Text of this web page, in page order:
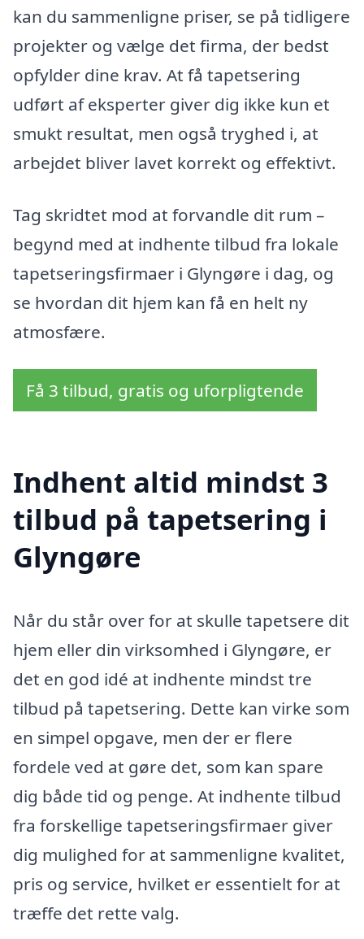
kan du sammenligne priser, se på tidligere
projekter og vælge det firma, der bedst
opfylder dine krav. At få tapetsering
udført af eksperter giver dig ikke kun et
smukt resultat, men også tryghed i, at
arbejdet bliver lavet korrekt og effektivt.
Tag skridtet mod at forvandle dit rum –
begynd med at indhente tilbud fra lokale
tapetseringsfirmaer i Glyngøre i dag, og
se hvordan dit hjem kan få en helt ny
atmosfære.
Få 3 tilbud, gratis og uforpligtende
Indhent altid mindst 3
tilbud på tapetsering i
Glyngøre
Når du står over for at skulle tapetsere dit
hjem eller din virksomhed i Glyngøre, er
det en god idé at indhente mindst tre
tilbud på tapetsering. Dette kan virke som
en simpel opgave, men der er flere
fordele ved at gøre det, som kan spare
dig både tid og penge. At indhente tilbud
fra forskellige tapetseringsfirmaer giver
dig mulighed for at sammenligne kvalitet,
pris og service, hvilket er essentielt for at
træffe det rette valg.